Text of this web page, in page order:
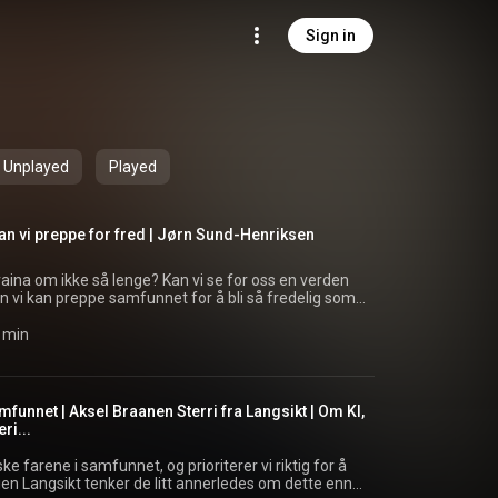
Sign in
Unplayed Played
vi preppe for fred | Jørn Sund-Henriksen
om ikke så lenge? Kan vi se for oss en verden
vi kan preppe samfunnet for å bli så fredelig som
Ukrainsk venneforening og kjent fra
og europeisk sikkerhet, er dette episoden du
Instagram
) Facebook
min
| Aksel Braanen Sterri fra Langsikt | Om KI,
farene i samfunnet, og prioriterer vi riktig for å
Langsikt tenker de litt annerledes om dette enn